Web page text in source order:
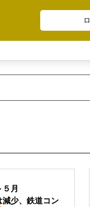
月
減少、鉄道コン